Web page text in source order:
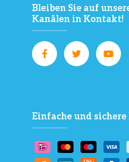
Bleiben Sie auf
Kanälen in Kontakt!
Einfache und sichere